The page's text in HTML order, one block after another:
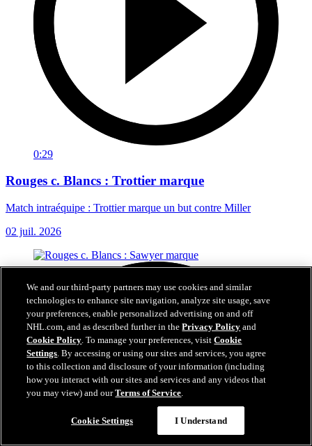
0:29
Rouges c. Blancs : Trottier marque
Match intraéquipe : Trottier marque un but contre Miller
02 juil. 2026
We and our third-party partners may use cookies and similar
technologies to enhance site navigation, analyze site usage, save
your preferences, enable personalized advertising on and off
NHL.com, and as described further in thePrivacy Policy and
Cookie Policy. To manage your preferences, visitCookie
Settings. By accessing or using our sites and services, you agree
to this collection and disclosure of your information (including
how you interact with our sites and services and any videos that
you may view) and ourTerms of Service.
Cookie Settings I Understand